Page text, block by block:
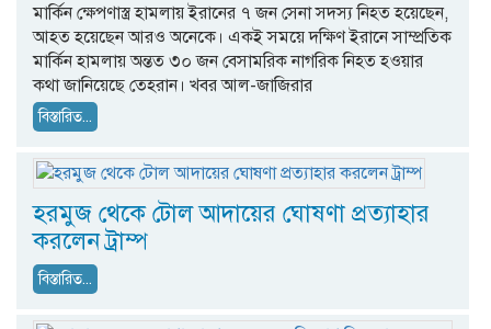
মার্কিন ক্ষেপণাস্ত্র হামলায় ইরানের ৭ জন সেনা সদস্য নিহত হয়েছেন,
আহত হয়েছেন আরও অনেকে। একই সময়ে দক্ষিণ ইরানে সাম্প্রতিক
মার্কিন হামলায় অন্তত ৩০ জন বেসামরিক নাগরিক নিহত হওয়ার
কথা জানিয়েছে তেহরান। খবর আল-জাজিরার
বিস্তারিত...
হরমুজ থেকে টোল আদায়ের ঘোষণা প্রত্যাহার
করলেন ট্রাম্প
বিস্তারিত...